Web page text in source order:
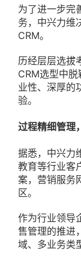
为了进一步完
务，中兴力维
CRM。
历经层层选拔
CRM选型中
业性、深厚的
验。
过程精细管理
据悉，中兴力
教育等行业客
案，营销服务
区。
作为行业领导
售管理的推进
域、多业务类